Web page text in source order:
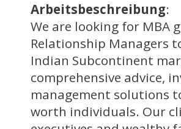
Arbeitsbeschreibung:
We are looking for MBA
Relationship Managers
Indian Subcontinent
comprehensive advice,
management solutions
worth individuals. Our